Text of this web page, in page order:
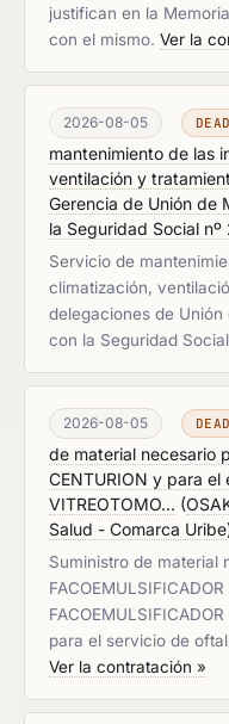
justifican en la
con el mismo. Ver la
2026-08-05
mantenimiento de las
ventilación y
Gerencia de Unión de
la Seguridad Social nº
Servicio de
climatización,
delegaciones de
con la Seguridad
2026-08-05
de material necesario
CENTURION y para el
VITREOTOMO... (
Salud - Comarca Uribe
Suministro de material
para el servicio de
Ver la contratación »